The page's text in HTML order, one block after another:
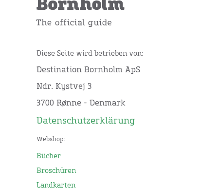
Diese Seite wird betrieben von:
Destination Bornholm ApS
Ndr. Kystvej 3
3700 Rønne - Denmark
Datenschutzerklärung
Webshop:
Bücher
Broschüren
Landkarten